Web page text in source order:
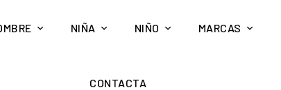
NIÑA NIÑO MARCAS
CONTACTA